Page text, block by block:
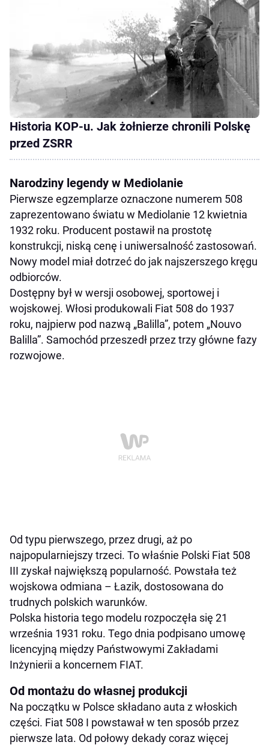
Historia KOP-u. Jak żołnierze chronili Polskę
przed ZSRR
Narodziny legendy w Mediolanie
Pierwsze egzemplarze oznaczone numerem 508
zaprezentowano światu w Mediolanie 12 kwietnia
1932 roku. Producent postawił na prostotę
konstrukcji, niską cenę i uniwersalność zastosowań.
Nowy model miał dotrzeć do jak najszerszego kręgu
odbiorców.
Dostępny był w wersji osobowej, sportowej i
wojskowej. Włosi produkowali Fiat 508 do 1937
roku, najpierw pod nazwą „Balilla”, potem „Nouvo
Balilla”. Samochód przeszedł przez trzy główne fazy
rozwojowe.
Od typu pierwszego, przez drugi, aż po
najpopularniejszy trzeci. To właśnie Polski Fiat 508
III zyskał największą popularność. Powstała też
wojskowa odmiana – Łazik, dostosowana do
trudnych polskich warunków.
Polska historia tego modelu rozpoczęła się 21
września 1931 roku. Tego dnia podpisano umowę
licencyjną między Państwowymi Zakładami
Inżynierii a koncernem FIAT.
Od montażu do własnej produkcji
Na początku w Polsce składano auta z włoskich
części. Fiat 508 I powstawał w ten sposób przez
pierwsze lata. Od połowy dekady coraz więcej